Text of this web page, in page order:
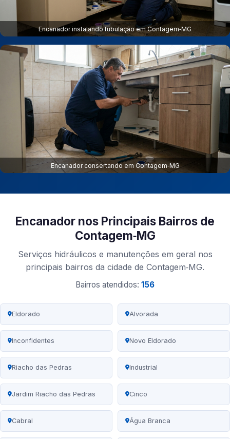
Encanador instalando tubulação em Contagem‑MG
Encanador consertando em Contagem‑MG
Encanador nos Principais Bairros de
Contagem‑MG
Serviços hidráulicos e manutenções em geral nos
principais bairros da cidade de Contagem‑MG.
Bairros atendidos: 156
Eldorado Alvorada
Inconfidentes Novo Eldorado
Riacho das Pedras Industrial
Jardim Riacho das Pedras Cinco
Cabral Água Branca